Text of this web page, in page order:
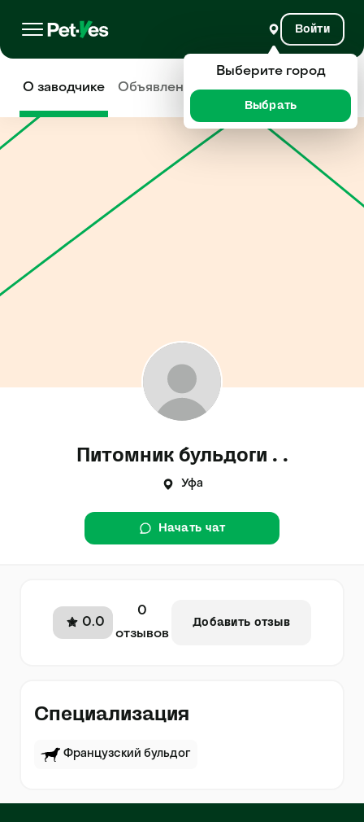
Войти
О заводчике Объявления Отзывы
Питомник бульдоги . .
Уфа
Начать чат
0.0
0
отзывов
Добавить отзыв
Специализация
Французский бульдог
Выберите город
Выбрать